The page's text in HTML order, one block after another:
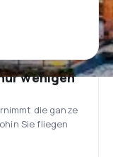
wenigen
die ganze
Sie fliegen